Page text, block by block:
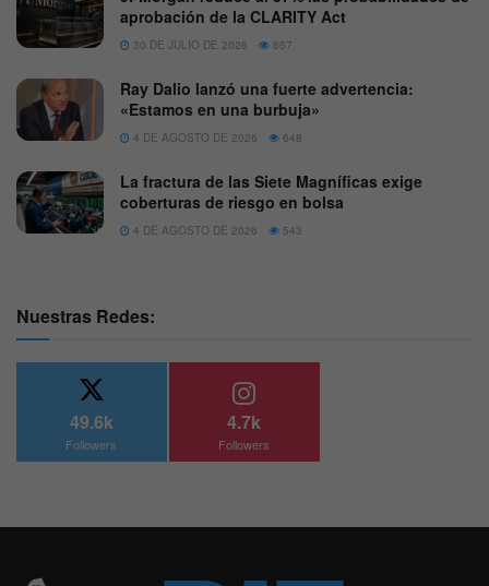
aprobación de la CLARITY Act
30 DE JULIO DE 2026 657
Ray Dalio lanzó una fuerte advertencia:
«Estamos en una burbuja»
4 DE AGOSTO DE 2026 648
La fractura de las Siete Magníficas exige
coberturas de riesgo en bolsa
4 DE AGOSTO DE 2026 543
Nuestras Redes:
49.6k
Followers
4.7k
Followers